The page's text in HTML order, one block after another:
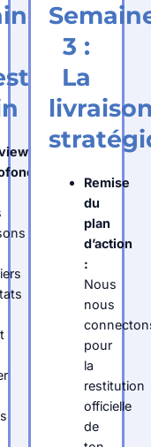
3 :
La
Remise
du
plan
d’action
:
Nous
nous
pour
la
restitution
officielle
de